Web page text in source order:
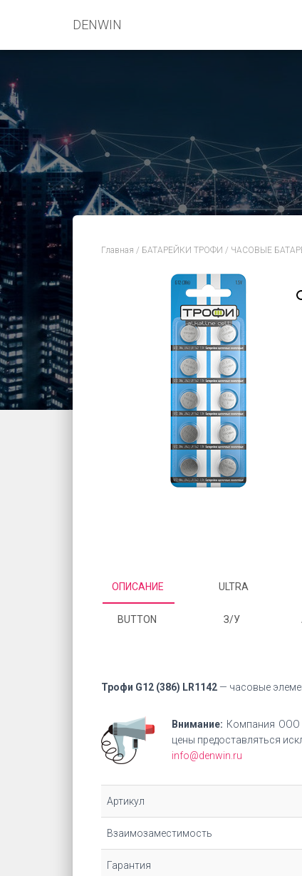
DENWIN
Главная / БАТАРЕЙКИ ТРОФИ / ЧАСОВЫЕ
ОПИСАНИЕ ULTRA
BUTTON З/У
Трофи G12 (386) LR1142 — часовые
Внимание: Компания ООО
цены предоставляться
info@denwin.ru
Артикул
Взаимозаместимость
Гарантия